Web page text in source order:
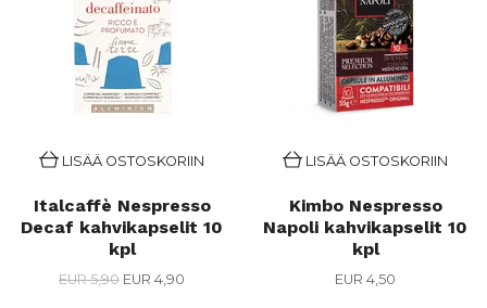
LISÄÄ OSTOSKORIIN
Italcaffè Nespresso
Decaf kahvikapselit 10
kpl
EUR 5,90 EUR 4,90
LISÄÄ OSTOSKORIIN
Kimbo Nespresso
Napoli kahvikapselit 10
kpl
EUR 4,50